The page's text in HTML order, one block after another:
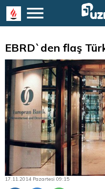
EBRD`den flaş
17.11.2014 Pazartesi 09:15